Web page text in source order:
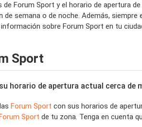
Forum Sport y el horario de apertura
semana o de noche. Además,
sobre Forum Sport en tu
Sport
horario de apertura actual cerca de
Forum Sport con sus horarios de
Sport de tu zona. Tenga en cuenta